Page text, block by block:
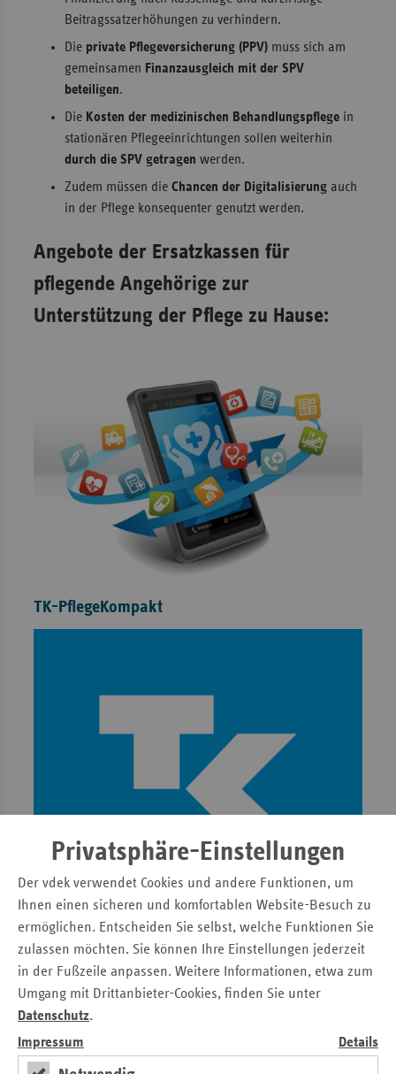
Privatsphäre-Einstellungen
Der vdek verwendet Cookies und andere Funktionen, um
Ihnen einen sicheren und komfortablen Website-Besuch zu
ermöglichen. Entscheiden Sie selbst, welche Funktionen Sie
zulassen möchten. Sie können Ihre Einstellungen jederzeit
in der Fußzeile anpassen. Weitere Informationen, etwa zum
Umgang mit Drittanbieter-Cookies, finden Sie unter
Datenschutz.
Impressum
Details
Beitragssatzerhöhungen zu verhindern.
Die private Pflegeversicherung (PPV)muss sich am
gemeinsamen Finanzausgleich mit der SPV
beteiligen.
Die Kosten der medizinischen Behandlungspflegein
stationären Pflegeeinrichtungen sollen weiterhin
durch die SPV getragen werden.
Zudem müssen die Chancen der Digitalisierungauch
in der Pflege konsequenter genutzt werden.
Angebote der Ersatzkassen für
pflegende Angehörige zur
Unterstützung der Pflege zu Hause:
TK-PflegeKompakt
Mit derApp TK-PflegeKompakt
steht die TK an der Seite
ihrer Versicherten, wenn durch einen Pflegefall plötzlich
alles anders ist. Die App bündelt alle wichtigen
Informationen und Services rund um das Thema Pflege und
Pflegebedürftigkeit. Sie bietet sowohl Betroffenen als auch